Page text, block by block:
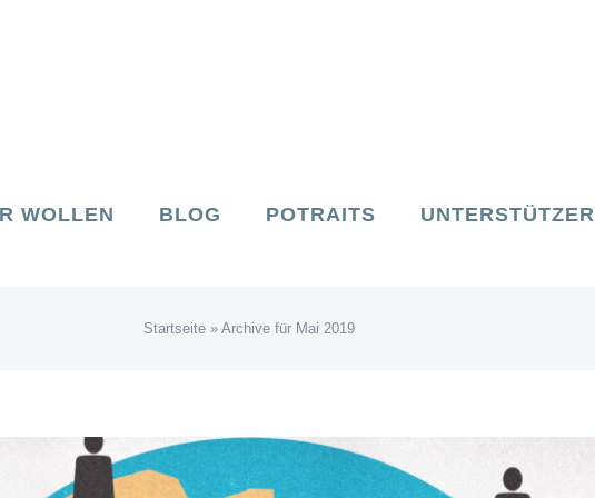
WOLLEN BLOG POTRAITS UNTERSTÜTZER
Startseite » Archive für Mai 2019